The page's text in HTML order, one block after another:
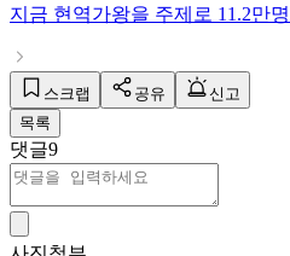
지금 현역가왕을 주제로 11.2만명
스크랩 공유
신고
목록
댓글9